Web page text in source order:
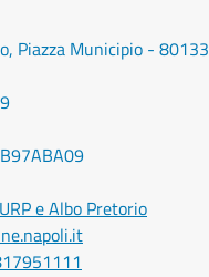
Piazza Municipio - 80133
e Albo Pretorio